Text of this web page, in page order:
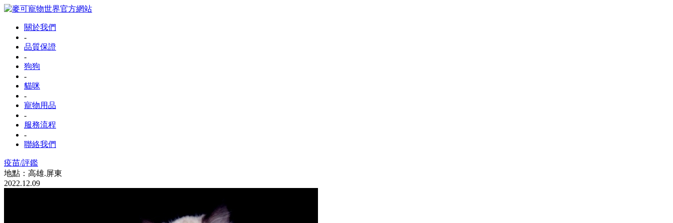
關於我們
-
品質保證
-
狗狗
-
貓咪
-
寵物用品
-
服務流程
-
聯絡我們
疫苗/評鑑
地點：高雄.屏東
2022.12.09